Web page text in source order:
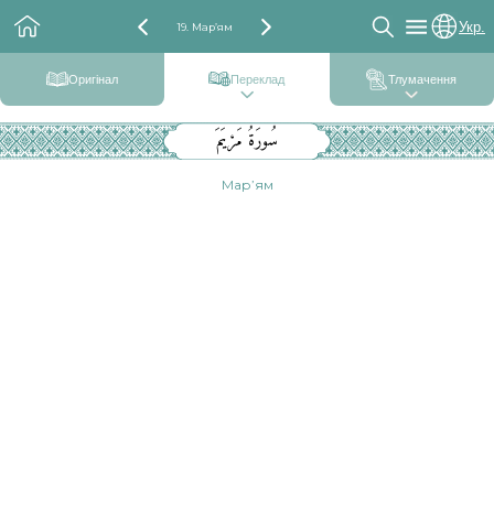
19. Мар’ям Укр.
Оригінал Переклад Тлумачення
سُورَةُ مَرْيَمَ
Мар’ям